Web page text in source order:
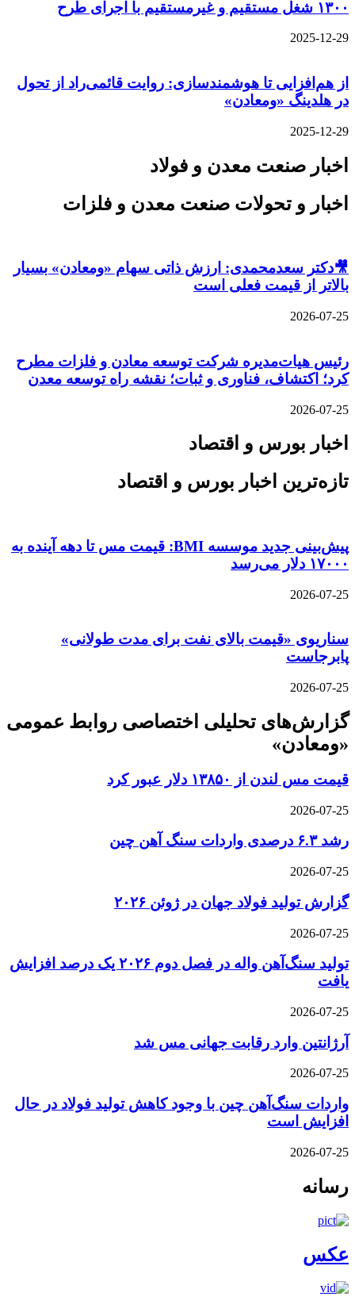
۱۳۰۰ شغل مستقیم و غیرمستقیم با اجرای طرح
2025-12-29
از هم‌افزایی تا هوشمندسازی: روایت قائمی‌راد از تحول
در هلدینگ «ومعادن»
2025-12-29
اخبار صنعت معدن و فولاد
اخبار و تحولات صنعت معدن و فلزات
🎥دکتر سعدمحمدی: ارزش ذاتی سهام «ومعادن» بسیار
بالاتر از قیمت فعلی است
2026-07-25
رئیس هیات‌مدیره شرکت توسعه معادن و فلزات مطرح
کرد؛ اکتشاف، فناوری و ثبات؛ نقشه راه توسعه معدن
2026-07-25
اخبار بورس و اقتصاد
تازه‌ترین اخبار بورس و اقتصاد
پیش‌بینی جدید موسسه BMI: قیمت مس تا دهه آینده به
۱۷۰۰۰ دلار می‌رسد
2026-07-25
سناریوی «قیمت بالای نفت برای مدت طولانی»
پابرجاست
2026-07-25
گزارش‌های تحلیلی اختصاصی روابط عمومی
«ومعادن»
قیمت مس لندن از ۱۳۸۵۰ دلار عبور کرد
2026-07-25
رشد ۶.۳ درصدی واردات سنگ آهن چین
2026-07-25
گزارش تولید فولاد جهان در ژوئن ۲۰۲۶
2026-07-25
تولید سنگ‌آهن واله در فصل دوم ۲۰۲۶ یک درصد افزایش
یافت
2026-07-25
آرژانتین وارد رقابت جهانی مس شد
2026-07-25
واردات سنگ‌آهن چین با وجود کاهش تولید فولاد در حال
افزایش است
2026-07-25
رسانه
عکس